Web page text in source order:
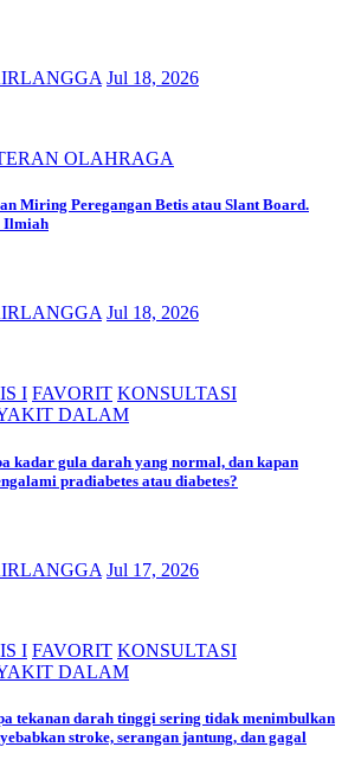
Jul 18, 2026
OLAHRAGA
Miring Peregangan Betis atau Slant Board.
Ilmiah
Jul 18, 2026
I FAVORIT KONSULTASI
DALAM
kadar gula darah yang normal, dan kapan
pradiabetes atau diabetes?
Jul 17, 2026
I FAVORIT KONSULTASI
DALAM
tekanan darah tinggi sering tidak menimbulkan
stroke, serangan jantung, dan gagal